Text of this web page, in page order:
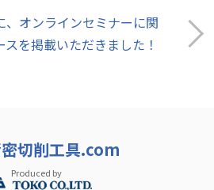
、オンラインセミナーに関
を掲載いただきました！
切削工具.com
Produced by